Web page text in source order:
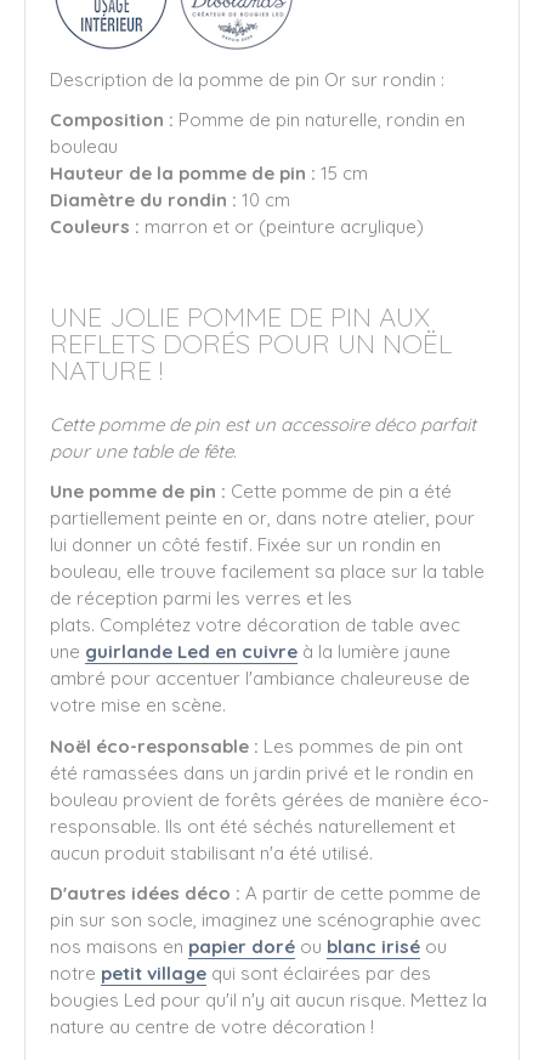
Description de la pomme de pin Or sur rondin :
Composition : Pomme de pin naturelle, rondin en
bouleau
Hauteur de la pomme de pin : 15 cm
Diamètre du rondin : 10 cm
Couleurs : marron et or (peinture acrylique)
UNE JOLIE POMME DE PIN AUX
REFLETS DORÉS POUR UN NOËL
NATURE !
Cette pomme de pin est un accessoire déco parfait
pour une table de fête.
Une pomme de pin : Cette pomme de pin a été
partiellement peinte en or, dans notre atelier, pour
lui donner un côté festif. Fixée sur un rondin en
bouleau, elle trouve facilement sa place sur la table
de réception parmi les verres et les
plats. Complétez votre décoration de table avec
une guirlande Led en cuivre à la lumière jaune
ambré pour accentuer l'ambiance chaleureuse de
votre mise en scène.
Noël éco-responsable : Les pommes de pin ont
été ramassées dans un jardin privé et le rondin en
bouleau provient de forêts gérées de manière éco-
responsable. Ils ont été séchés naturellement et
aucun produit stabilisant n'a été utilisé.
D'autres idées déco : A partir de cette pomme de
pin sur son socle, imaginez une scénographie avec
nos maisons en papier doré ou blanc irisé ou
notre petit village qui sont éclairées par des
bougies Led pour qu'il n'y ait aucun risque. Mettez la
nature au centre de votre décoration !